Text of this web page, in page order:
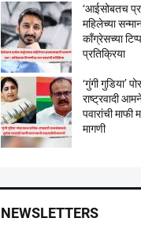
‘आईसोबतच
महिलेच्या
काँग्रेसच्या
प्रतिक्रिया
‘गुंगी गुडिया’
राष्ट्रवादी
पवारांची माफी
मागणी
NEWSLETTERS